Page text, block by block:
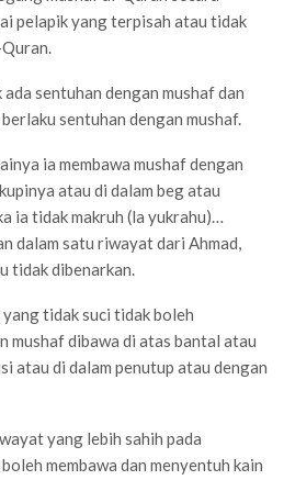
pelapik yang terpisah atau tidak
sentuhan dengan mushaf dan
sentuhan dengan mushaf.
ia membawa mushaf dengan
atau di dalam beg atau
ia tidak makruh (la yukrahu)…
dalam satu riwayat dari Ahmad,
tidak dibenarkan.
tidak suci tidak boleh
mushaf dibawa di atas bantal atau
atau di dalam penutup atau dengan
yang lebih sahih pada
membawa dan menyentuh kain